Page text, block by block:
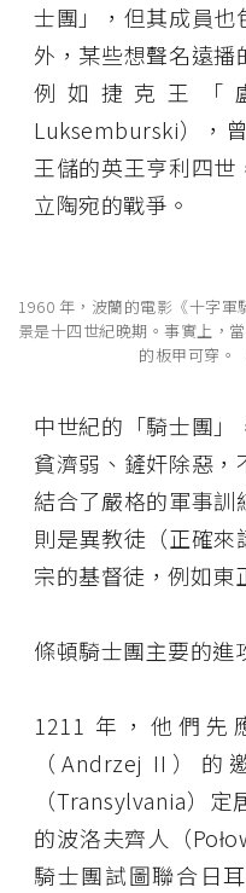
士團」，但其成員也
外，某些想聲名遠播
例如捷克王「
Luksemburski），
王儲的英王亨利四世
立陶宛的戰爭。
1960 年，波蘭的電影《十字
景是十四世紀晚期。事實上，
的板甲可穿。
中世紀的「騎士團
貧濟弱、鏟奸除惡，
結合了嚴格的軍事
則是異教徒（正確
宗的基督徒，例如東
條頓騎士團主要的進
1211 年，他們
（Andrzej II）
（Transylvania）
的波洛夫齊人（
騎士團試圖聯合日